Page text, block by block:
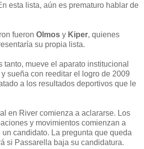
esta lista, aún es prematuro hablar de
fueron Olmos y Kiper, quienes
su propia lista.
tanto, mueve el aparato institucional
sueña con reeditar el logro de 2009
a los resultados deportivos que le
en River comienza a aclararse. Los
y movimientos comienzan a
candidato. La pregunta que queda
si Passarella baja su candidatura.